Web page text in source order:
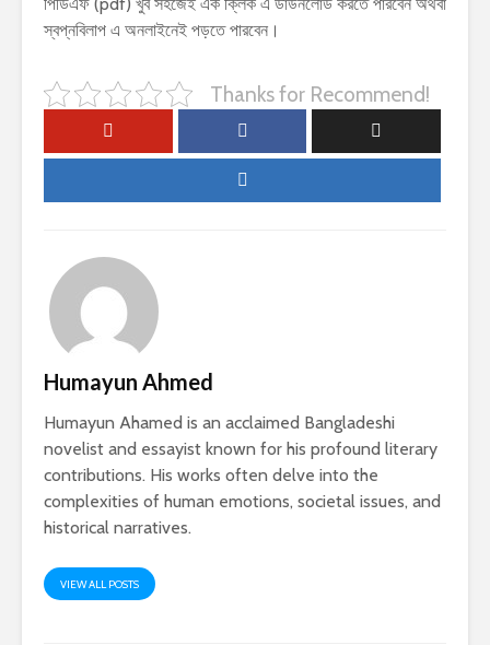
স্বপ্নবিলাপ এ অনলাইনেই পড়তে পারবেন।
Thanks for Recommend!
Humayun Ahmed
Humayun Ahamed is an acclaimed Bangladeshi
novelist and essayist known for his profound literary
contributions. His works often delve into the
complexities of human emotions, societal issues, and
historical narratives.
VIEW ALL POSTS